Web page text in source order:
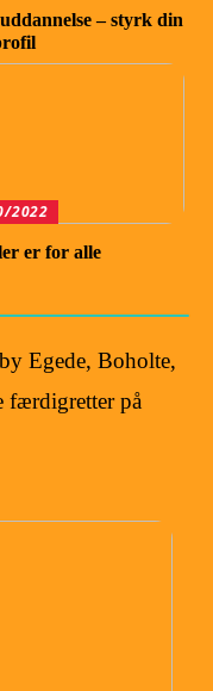
– styrk din
2022
er for alle
Egede, Boholte,
færdigretter på